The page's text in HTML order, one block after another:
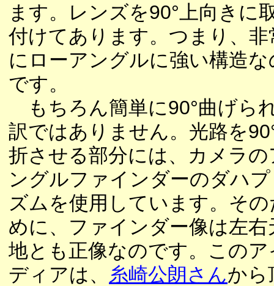
ます。レンズを90°上向きに
付けてあります。つまり、非
にローアングルに強い構造な
です。
もちろん簡単に90°曲げら
訳ではありません。光路を
折させる部分には、カメラの
ングルファインダーのダハ
ズムを使用しています。その
めに、ファインダー像は左右
地とも正像なのです。このア
ディアは、
糸崎公朗さんから